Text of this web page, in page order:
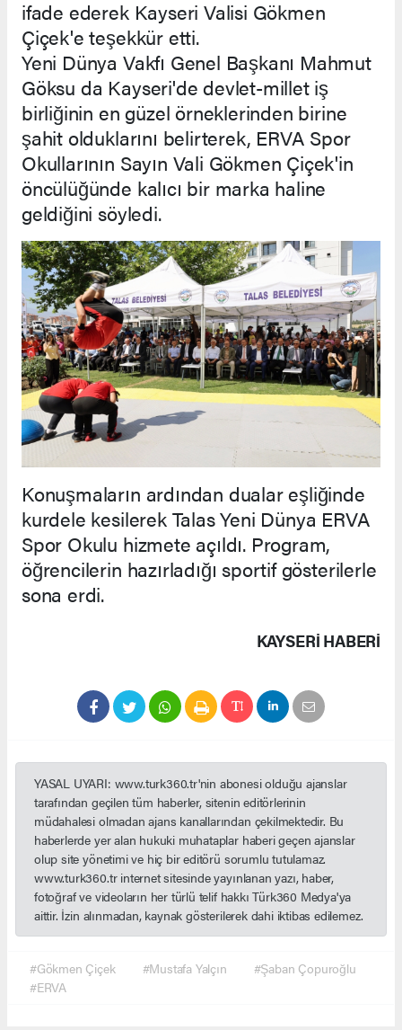
ifade ederek Kayseri Valisi Gökmen
Çiçek'e teşekkür etti.
Yeni Dünya Vakfı Genel Başkanı Mahmut
Göksu da Kayseri'de devlet-millet iş
birliğinin en güzel örneklerinden birine
şahit olduklarını belirterek, ERVA Spor
Okullarının Sayın Vali Gökmen Çiçek'in
öncülüğünde kalıcı bir marka haline
geldiğini söyledi.
Konuşmaların ardından dualar eşliğinde
kurdele kesilerek Talas Yeni Dünya ERVA
Spor Okulu hizmete açıldı. Program,
öğrencilerin hazırladığı sportif gösterilerle
sona erdi.
KAYSERI HABERİ
YASAL UYARI: www.turk360.tr'nin abonesi olduğu ajanslar
tarafından geçilen tüm haberler, sitenin editörlerinin
müdahalesi olmadan ajans kanallarından çekilmektedir. Bu
haberlerde yer alan hukuki muhataplar haberi geçen ajanslar
olup site yönetimi ve hiç bir editörü sorumlu tutulamaz.
www.turk360.tr internet sitesinde yayınlanan yazı, haber,
fotoğraf ve videoların her türlü telif hakkı Türk360 Medya'ya
aittir. İzin alınmadan, kaynak gösterilerek dahi iktibas edilemez.
#Gökmen Çiçek #Mustafa Yalçın
#Şaban Çopuroğlu
#ERVA